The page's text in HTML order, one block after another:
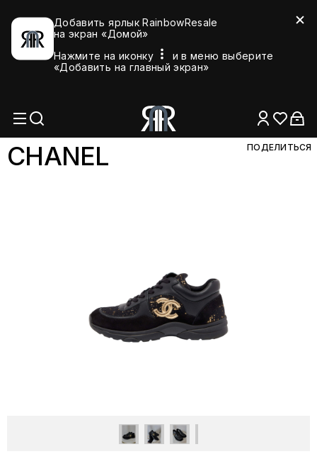
Добавить ярлык RainbowResale
на экран «Домой»
Нажмите на иконку
и в меню выберите
«Добавить на главный экран»
CHANEL ПОДЕЛИТЬСЯ